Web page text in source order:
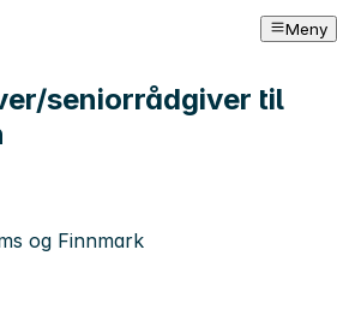
Meny
seniorrådgiver til
og Finnmark